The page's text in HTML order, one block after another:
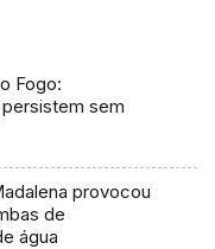
Fogo:
sem
provocou
de
água